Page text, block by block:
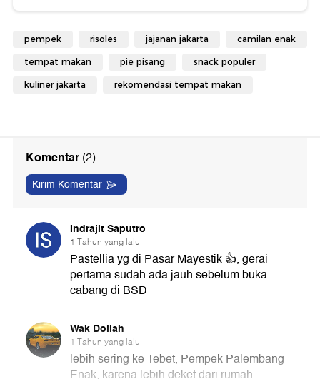
pempek risoles jajanan jakarta camilan enak
tempat makan pie pisang snack populer
kuliner jakarta rekomendasi tempat makan